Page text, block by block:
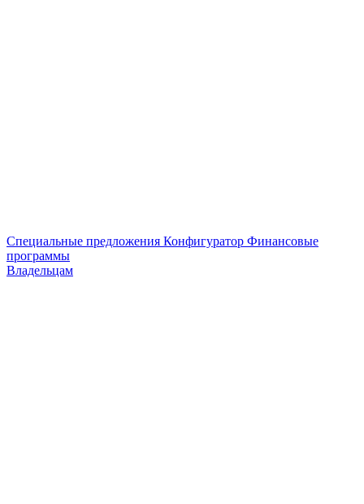
Специальные предложения Конфигуратор Финансовые
программы
Владельцам